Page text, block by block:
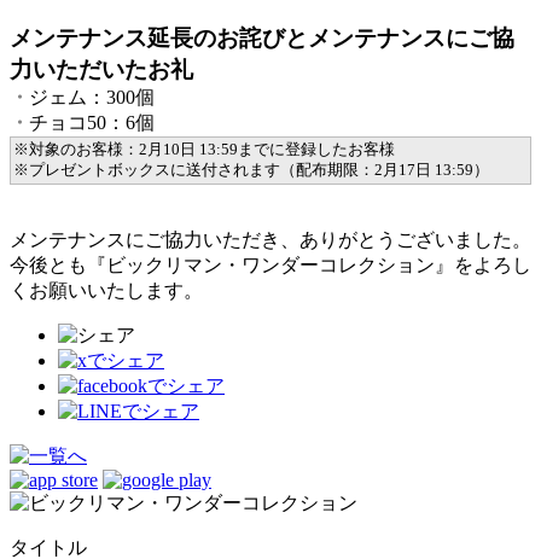
メンテナンス延長のお詫びとメンテナンスにご協
力いただいたお礼
・ ジェム：300個
・ チョコ50：6個
※対象のお客様：2月10日 13:59までに登録したお客様
※プレゼントボックスに送付されます（配布期限：2月17日 13:59）
メンテナンスにご協力いただき、ありがとうございました。
今後とも『ビックリマン・ワンダーコレクション』をよろし
くお願いいたします。
タイトル